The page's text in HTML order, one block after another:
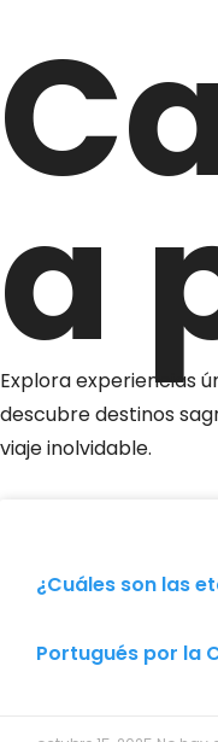
a
Explora experiencias
descubre destinos
viaje inolvidable.
¿Cuáles son las
Portugués por la